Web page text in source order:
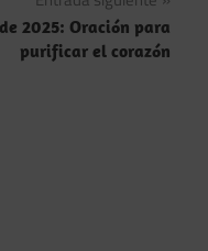
2025: Oración para
purificar el corazón